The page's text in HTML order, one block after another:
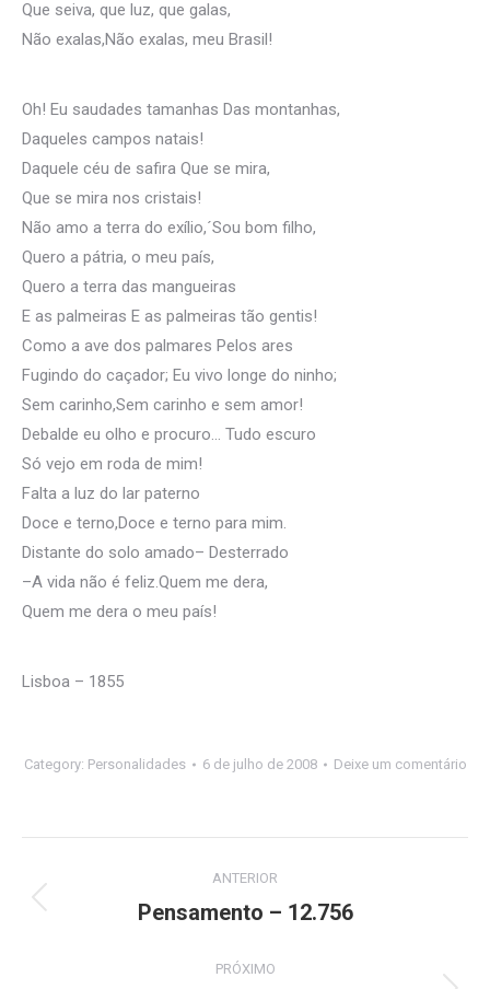
Que seiva, que luz, que galas,
Não exalas,Não exalas, meu Brasil!
Oh! Eu saudades tamanhas Das montanhas,
Daqueles campos natais!
Daquele céu de safira Que se mira,
Que se mira nos cristais!
Não amo a terra do exílio,´Sou bom filho,
Quero a pátria, o meu país,
Quero a terra das mangueiras
E as palmeiras E as palmeiras tão gentis!
Como a ave dos palmares Pelos ares
Fugindo do caçador; Eu vivo longe do ninho;
Sem carinho,Sem carinho e sem amor!
Debalde eu olho e procuro… Tudo escuro
Só vejo em roda de mim!
Falta a luz do lar paterno
Doce e terno,Doce e terno para mim.
Distante do solo amado– Desterrado
–A vida não é feliz.Quem me dera,
Quem me dera o meu país!
Lisboa – 1855
Category: Personalidades 6 de julho de 2008 Deixe um comentário
de
ANTERIOR
Post
Pensamento – 12.756
PRÓXIMO